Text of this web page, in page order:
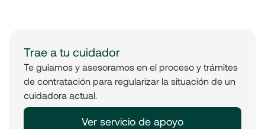
Trae a tu cuidador
Te guiamos y asesoramos en el proceso y trámites
de contratación para regularizar la situación de un
cuidadora actual.
Ver servicio de apoyo